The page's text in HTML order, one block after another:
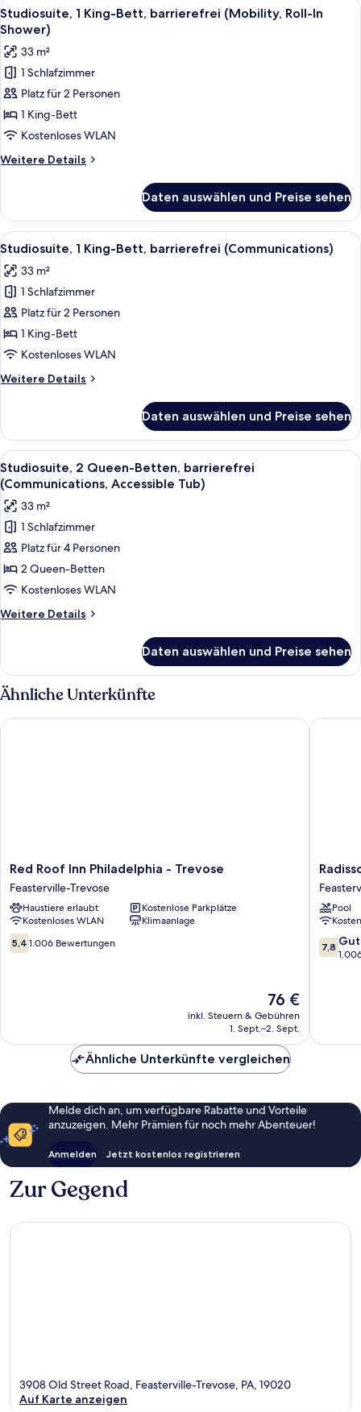
barrierefrei
(Mobility,
Accessible
Tub)
Alle
Fotos
für
Studiosuite,
1 King-
Bett,
barrierefrei
(Mobility,
Roll-
In
anzeigen
7
Studiosuite, 1 King-Bett, barrierefrei (Mobility, Roll-In
Shower)
33 m²
1 Schlafzimmer
Platz für 2 Personen
1 King-Bett
Kostenloses WLAN
Weitere Details
Weitere
1 King-
Bett,
barrierefrei
Roll-
In
Shower)
Daten auswählen und Preise sehen
Alle
Fotos
für
Studiosuite,
1 King-
Bett,
barrierefrei
anzeigen
Eine kompakte Küche mit
5
Studiosuite, 1 King-Bett, barrierefrei (Communications)
33 m²
1 Schlafzimmer
Platz für 2 Personen
1 King-Bett
Kostenloses WLAN
Weitere Details
Weitere
1 King-
Bett,
barrierefrei
(Communications)
Daten auswählen und Preise sehen
Alle
Fotos
für
Studiosuite,
2 Queen-
Betten,
barrierefrei
(Communications,
Accessible
Tub)
Ein Hotelzimmer mit zwei Betten,
5
Studiosuite, 2 Queen-Betten, barrierefrei
(Communications, Accessible Tub)
33 m²
1 Schlafzimmer
Platz für 4 Personen
2 Queen-Betten
Kostenloses WLAN
Weitere Details
Weitere
2 Queen-
Betten,
barrierefrei
(Communications,
Accessible
Daten auswählen und Preise sehen
Ähnliche Unterkünfte
Red
Roof
Inn
Philadelphia
-
Trevose
Feasterville-
Red Roof Inn Philadelphia - Trevose
Feasterville-Trevose
Haustiere erlaubt
Kostenlose Parkplätze
Kostenloses WLAN
Klimaanlage
5.4
von
5,4 1.006 Bewertungen
Der
Preis
beträgt
76 €
inkl. Steuern & Gebühren
1. Sept.–2. Sept.
Red Roof Inn Philadelphia - Trevose
Hotel
Trevose
Pool
7.8
von
7,8 Gut
Ähnliche Unterkünfte vergleichen
Melde dich an, um verfügbare Rabatte und Vorteile
anzuzeigen. Mehr Prämien für noch mehr Abenteuer!
Anmelden Jetzt kostenlos registrieren
Zur Gegend
3908 Old Street Road, Feasterville-Trevose, PA, 19020
Auf Karte anzeigen